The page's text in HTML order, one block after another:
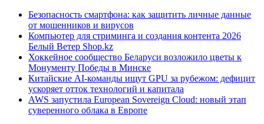
Безопасность смартфона: как защитить личные данные
от мошенников и вирусов
Компьютер для стриминга и создания контента 2026
Белый Ветер Shop.kz
Хоккейное сообщество Беларуси возложило цветы к
Монументу Победы в Минске
Китайские AI-команды ищут GPU за рубежом: дефицит
ускоряет отток технологий и капитала
AWS запустила European Sovereign Cloud: новый этап
суверенного облака в Европе